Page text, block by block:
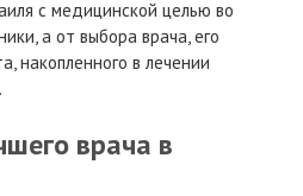
с медицинской целью во
а от выбора врача, его
накопленного в лечении
врача в